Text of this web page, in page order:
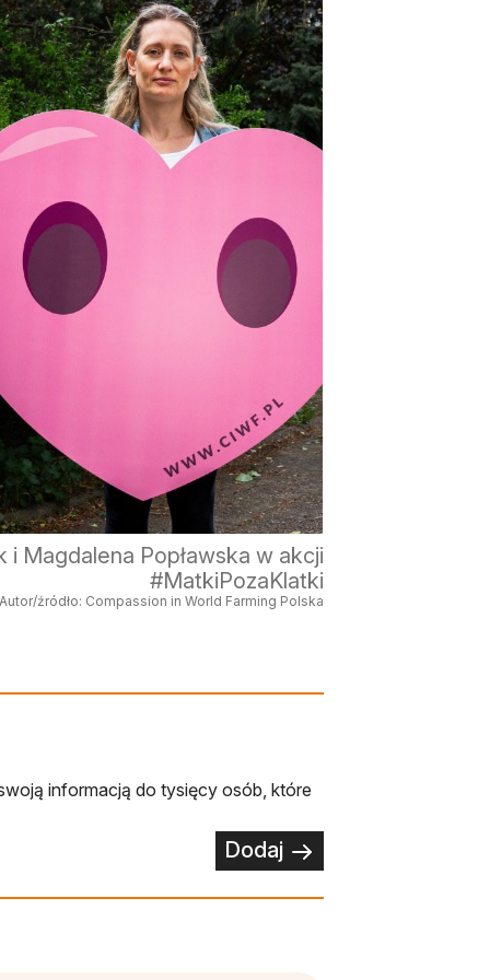
i Magdalena Popławska w akcji
#MatkiPozaKlatki
Autor/źródło: Compassion in World Farming Polska
informacją do tysięcy osób, które
Dodaj